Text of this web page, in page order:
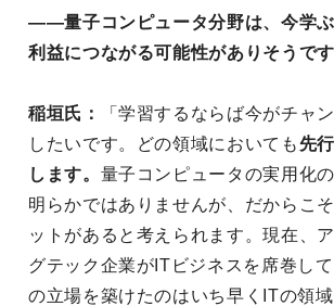
――量子コンピュータ分野は、今学
利益につながる可能性がありそうです
稲垣氏：
「学習するならば今がチャ
したいです。どの領域においても 先
します。 量子コンピュータの実用化
明らかではありませんが、だからこ
ットがあると考えられます。現在、
グテック企業がITビジネスを席巻し
の立場を築けたのはいち早くITの領域